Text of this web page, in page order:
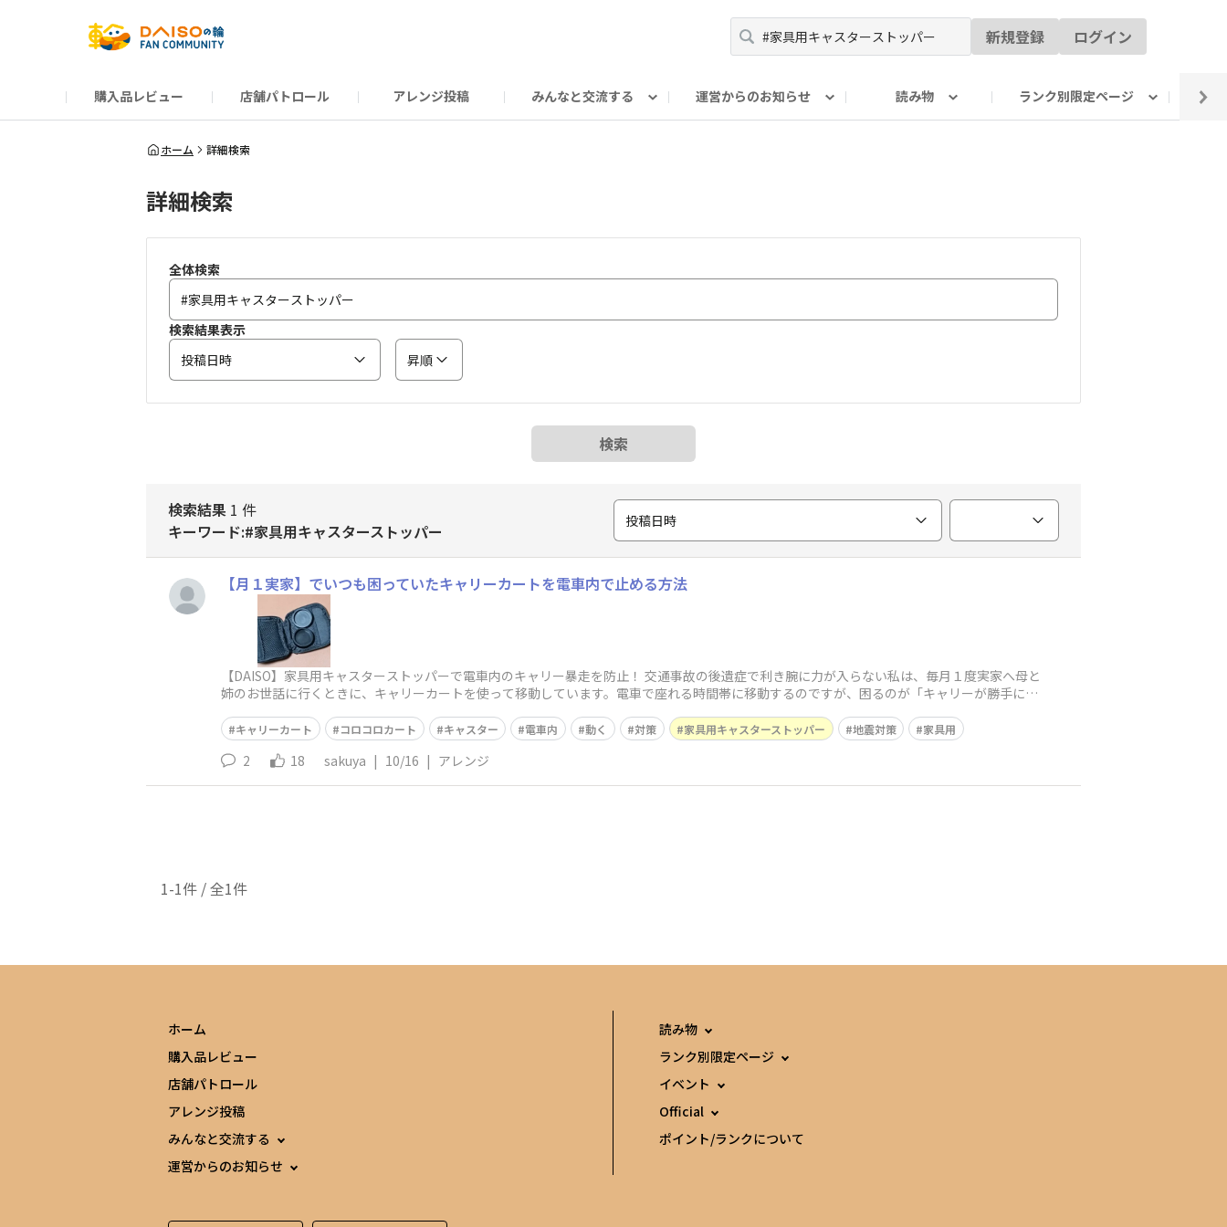
新規登録 ログイン
購入品レビュー 店舗パトロール アレンジ投稿 みんなと交流する
だんぜんトーク
運営からのお知らせ
運営からのお知らせ
読み物
ーSP Blogー
ランク別限定ページ
プレゼントキャンペーン
1周年記念キャンペーン
公式ホームページ
ホーム 詳細検索
詳細検索
全体検索
検索結果表示
投稿日時
昇順
検索
検索結果 1 件
キーワード:#家具用キャスターストッパー
投稿日時
【月１実家】でいつも困っていたキャリーカートを電車内で止める方法
【DAISO】家具用キャスターストッパーで電車内のキャリー暴走を防止！ 交通事故の後遺症で利き腕に力が入らない私は、毎月１度実家へ母と
姉のお世話に行くときに、キャリーカートを使って移動しています。電車で座れる時間帯に移動するのですが、困るのが「キャリーが勝手に転
キャリーカート コロコロカート キャスター 電車内 動く 対策 家具用キャスターストッパー 地震対策 家具用
2 18 sakuya | 10/16 | アレンジ
1-1件 / 全1件
ホーム
購入品レビュー
店舗パトロール
アレンジ投稿
みんなと交流する
運営からのお知らせ
読み物
ランク別限定ページ
イベント
Official
ポイント/ランクについて